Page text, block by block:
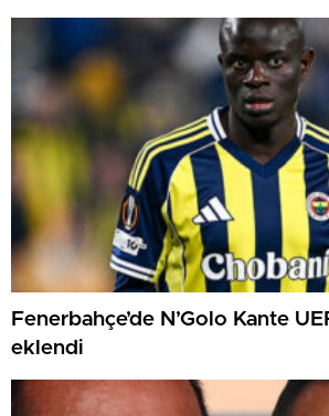
Fenerbahçe’de N’Golo Kante
eklendi